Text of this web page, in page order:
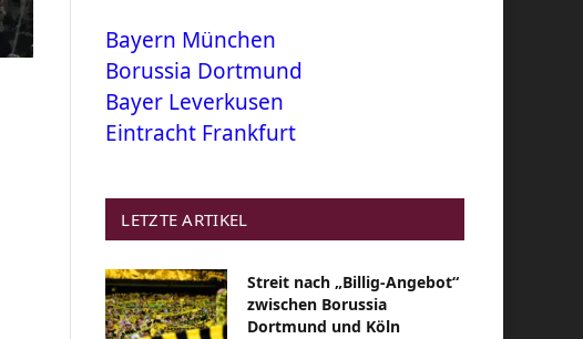
Bayern München
Borussia Dortmund
Bayer Leverkusen
Eintracht Frankfurt
LETZTE ARTIKEL
Streit nach „Billig-Angebot“
zwischen Borussia
Dortmund und Köln